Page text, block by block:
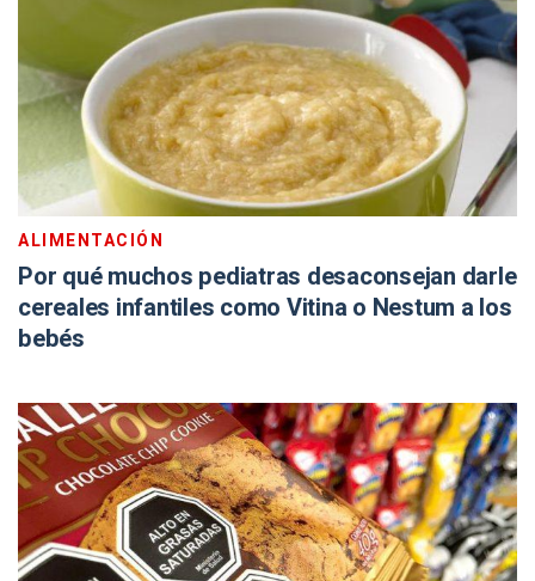
ALIMENTACIÓN
Por qué muchos pediatras desaconsejan darle
cereales infantiles como Vitina o Nestum a los
bebés